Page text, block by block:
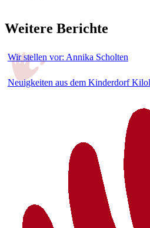
Weitere Berichte
Wir stellen vor: Annika Scholten
Neuigkeiten aus dem Kinderdorf